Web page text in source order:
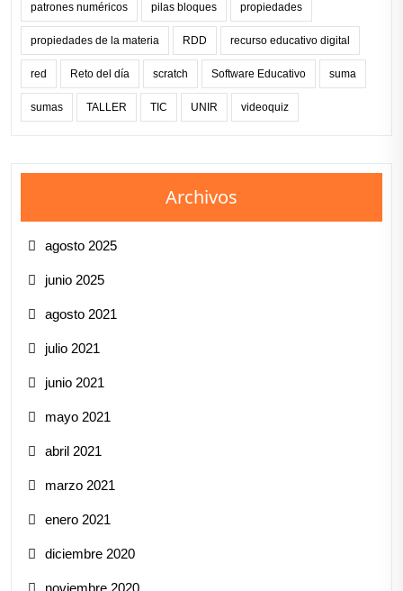
patrones numéricos pilas bloques propiedades
propiedades de la materia RDD recurso educativo digital
red Reto del día scratch Software Educativo suma
sumas TALLER TIC UNIR videoquiz
Archivos
agosto 2025
junio 2025
agosto 2021
julio 2021
junio 2021
mayo 2021
abril 2021
marzo 2021
enero 2021
diciembre 2020